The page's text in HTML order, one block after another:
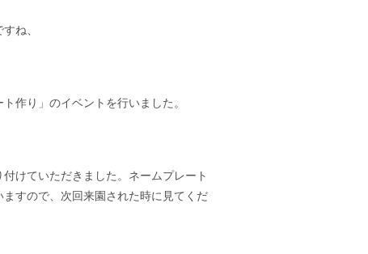
ね、
作り」のイベントを行いました。
けていただきました。ネームプレート
すので、次回来園された時に見てくだ